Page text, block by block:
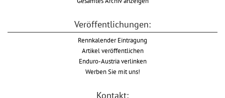
Veröffentlichungen:
Rennkalender Eintragung
Artikel veröffentlichen
Enduro-Austria verlinken
Werben Sie mit uns!
Kontakt: